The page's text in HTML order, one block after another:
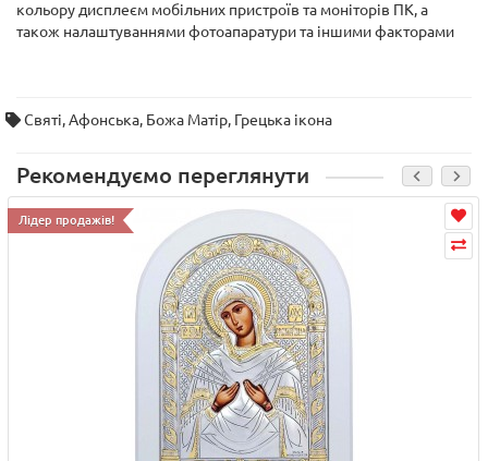
кольору дисплеєм мобільних пристроїв та моніторів ПК, а
також налаштуваннями фотоапаратури та іншими факторами
Святі,Афонська, Божа Матір, Грецька ікона
Рекомендуємо переглянути
Лідер продажів!